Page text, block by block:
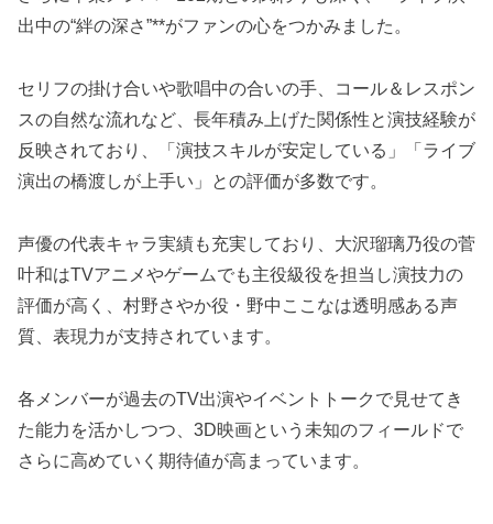
出中の“絆の深さ”**がファンの心をつかみました。
セリフの掛け合いや歌唱中の合いの手、コール＆レスポン
スの自然な流れなど、長年積み上げた関係性と演技経験が
反映されており、「演技スキルが安定している」「ライブ
演出の橋渡しが上手い」との評価が多数です。
声優の代表キャラ実績も充実しており、大沢瑠璃乃役の菅
叶和はTVアニメやゲームでも主役級役を担当し演技力の
評価が高く、村野さやか役・野中ここなは透明感ある声
質、表現力が支持されています。
各メンバーが過去のTV出演やイベントトークで見せてき
た能力を活かしつつ、3D映画という未知のフィールドで
さらに高めていく期待値が高まっています。